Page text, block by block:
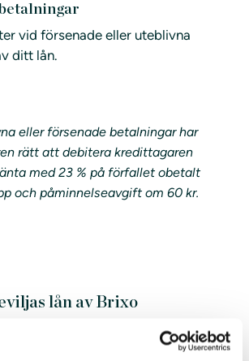
vid försenade eller uteblivna
ditt lån.
eller försenade betalningar har
rätt att debitera kredittagaren
med 23 % på förfallet obetalt
och påminnelseavgift om 60 kr.
lån av Brixo
att bli beviljad ett lån hos Brixo måste
grundkriterier: